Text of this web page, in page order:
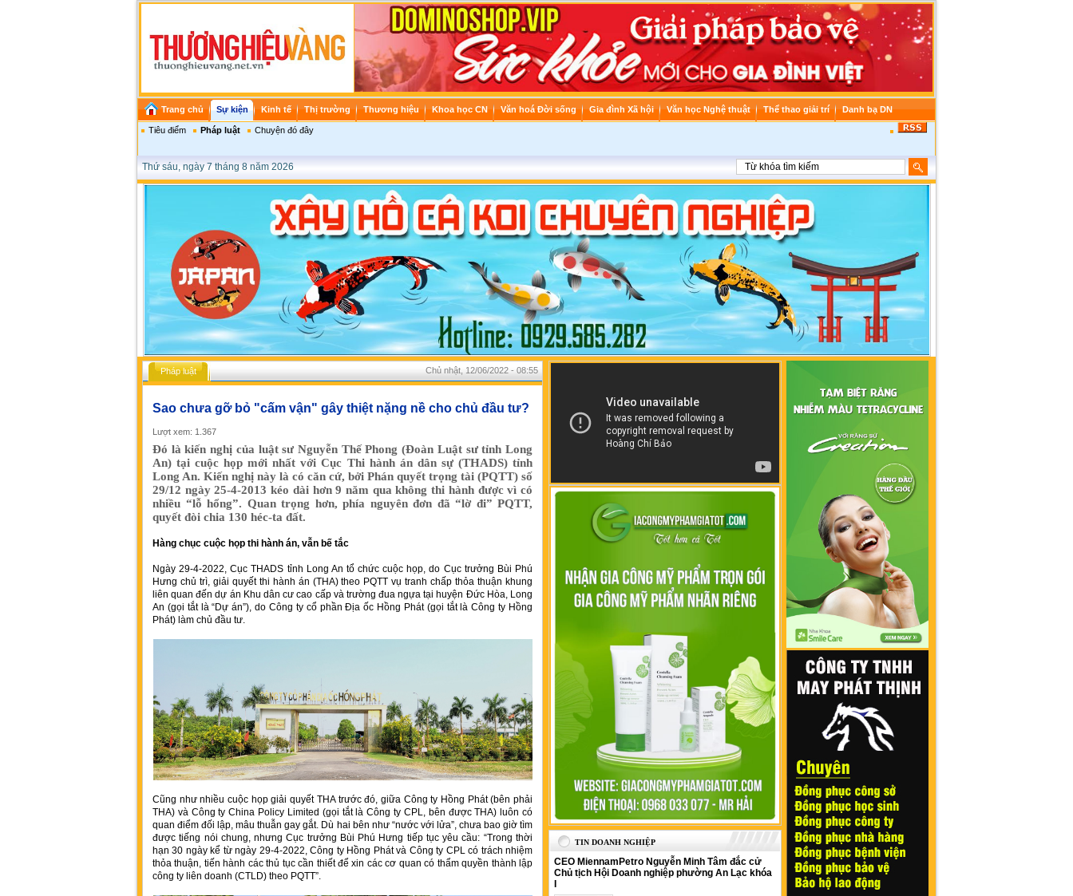
Trang chủ Sự kiện Kinh tế Thị trường Thương hiệu Khoa học CN Văn hoá Đời sống Gia đình Xã hội Văn học Nghệ thuật Thể thao giải trí Danh bạ DN
Tiêu điểm Pháp luật Chuyện đó đây
Thứ sáu, ngày 7 tháng 8 năm 2026
Pháp luật Chủ nhật, 12/06/2022 - 08:55
Sao chưa gỡ bỏ "cấm vận" gây thiệt nặng nề cho chủ đầu tư?
Lượt xem: 1.367
Đó là kiến nghị của luật sư Nguyễn Thế Phong (Đoàn Luật sư tỉnh Long
An) tại cuộc họp mới nhất với Cục Thi hành án dân sự (THADS) tỉnh
Long An. Kiến nghị này là có căn cứ, bởi Phán quyết trọng tài (PQTT) số
29/12 ngày 25-4-2013 kéo dài hơn 9 năm qua không thi hành được vì có
nhiều “lỗ hổng”. Quan trọng hơn, phía nguyên đơn đã “lờ đi” PQTT,
quyết đòi chia 130 héc-ta đất.
Hàng chục cuộc họp thi hành án, vẫn bế tắc
Ngày 29-4-2022, Cục THADS tỉnh Long An tổ chức cuộc họp, do Cục trưởng Bùi Phú
Hưng chủ trì, giải quyết thi hành án (THA) theo PQTT vụ tranh chấp thỏa thuận khung
liên quan đến dự án Khu dân cư cao cấp và trường đua ngựa tại huyện Đức Hòa, Long
An (gọi tắt là “Dự án”), do Công ty cổ phần Địa ốc Hồng Phát (gọi tắt là Công ty Hồng
Phát) làm chủ đầu tư.
Cũng như nhiều cuộc họp giải quyết THA trước đó, giữa Công ty Hồng Phát (bên phải
THA) và Công ty China Policy Limited (gọi tắt là Công ty CPL, bên được THA) luôn có
quan điểm đối lập, mâu thuẫn gay gắt. Dù hai bên như “nước với lửa”, chưa bao giờ tìm
được tiếng nói chung, nhưng Cục trưởng Bùi Phú Hưng tiếp tục yêu cầu: “Trong thời
hạn 30 ngày kể từ ngày 29-4-2022, Công ty Hồng Phát và Công ty CPL có trách nhiệm
thỏa thuận, tiến hành các thủ tục cần thiết để xin các cơ quan có thẩm quyền thành lập
công ty liên doanh (CTLD) theo PQTT”.
TIN DOANH NGHIỆP
CEO MiennamPetro Nguyễn Minh Tâm đắc cử
Chủ tịch Hội Doanh nghiệp phường An Lạc khóa